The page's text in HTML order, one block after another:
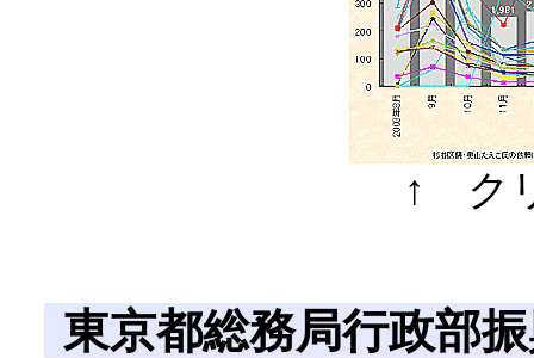
↑ ク
東京都総務局行政部